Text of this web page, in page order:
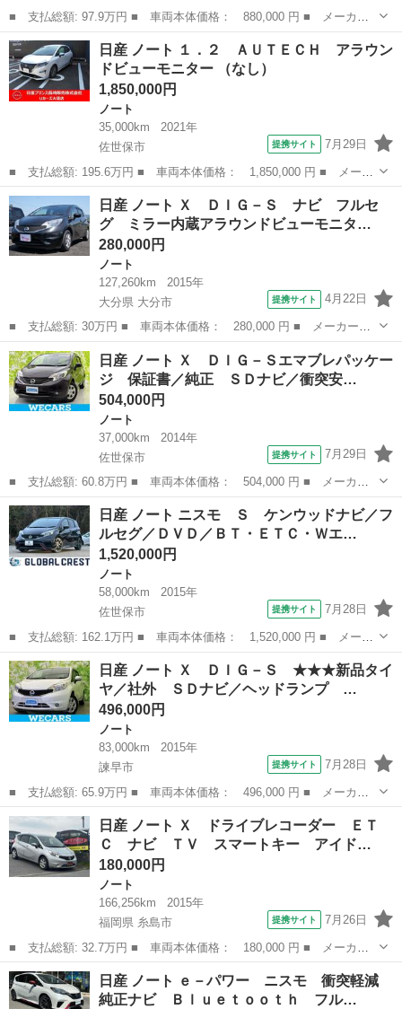
■ 支払総額: 97.9万円 ■ 車両本体価格： 880,000 円 ■ メーカー
名： 日産 ■ 車種名： ノート ■ グレード名： ｅ－パワー
Ｘ ブラックアロー フルセグ メモリーナビ ＤＶＤ再生 バック
カメラ 衝突被...
長崎 諫早市 ノート
日産 ノート １．２ ＡＵＴＥＣＨ アラウン
ドビューモニター （なし）
1,850,000円
ノート
35,000km
2021年
佐世保市
提携サイト 7月29日
■ 支払総額: 195.6万円 ■ 車両本体価格： 1,850,000 円 ■ メーカ
ー名： 日産 ■ 車種名： ノート ■ グレード名： １．２ ＡＵ
ＴＥＣＨ アラウンドビューモニター ■ 排気量： 1200cc ■ ド...
長崎 佐世保市 ノート
日産 ノート Ｘ ＤＩＧ－Ｓ ナビ フルセ
グ ミラー内蔵アラウンドビューモニタ…
280,000円
ノート
127,260km
2015年
大分県 大分市
提携サイト 4月22日
■ 支払総額: 30万円 ■ 車両本体価格： 280,000 円 ■ メーカー
名： 日産 ■ 車種名： ノート ■ グレード名： Ｘ ＤＩＧ－
Ｓ ナビ フルセグ ミラー内蔵アラウンドビューモニター レーン
キープサポート オ...
大分 大分市 ノート
日産 ノート Ｘ ＤＩＧ－Ｓエマブレパッケー
ジ 保証書／純正 ＳＤナビ／衝突安…
504,000円
ノート
37,000km
2014年
佐世保市
提携サイト 7月29日
■ 支払総額: 60.8万円 ■ 車両本体価格： 504,000 円 ■ メーカー
名： 日産 ■ 車種名： ノート ■ グレード名： Ｘ ＤＩＧ－Ｓ
エマブレパッケージ 保証書／純正 ＳＤナビ／衝突安全装置／車線
逸脱防止支援...
長崎 佐世保市 ノート
日産 ノート ニスモ Ｓ ケンウッドナビ／フ
ルセグ／ＤＶＤ／ＢＴ・ＥＴＣ・Ｗエ…
1,520,000円
ノート
58,000km
2015年
佐世保市
提携サイト 7月28日
■ 支払総額: 162.1万円 ■ 車両本体価格： 1,520,000 円 ■ メーカ
ー名： 日産 ■ 車種名： ノート ■ グレード名： ニスモ Ｓ
ケンウッドナビ／フルセグ／ＤＶＤ／ＢＴ・ＥＴＣ・ＷエアＢ・純１
７ＡＷ・...
長崎 佐世保市 ノート
日産 ノート Ｘ ＤＩＧ－Ｓ ★★★新品タイ
ヤ／社外 ＳＤナビ／ヘッドランプ …
496,000円
ノート
83,000km
2015年
諫早市
提携サイト 7月28日
■ 支払総額: 65.9万円 ■ 車両本体価格： 496,000 円 ■ メーカー
名： 日産 ■ 車種名： ノート ■ グレード名： Ｘ ＤＩＧ－
Ｓ ★★★新品タイヤ／社外 ＳＤナビ／ヘッドランプ ＨＩＤ／Ｂ
ｌｕｅｔｏｏｔ...
長崎 諫早市 ノート
日産 ノート Ｘ ドライブレコーダー ＥＴ
Ｃ ナビ ＴＶ スマートキー アイド…
180,000円
ノート
166,256km
2015年
福岡県 糸島市
提携サイト 7月26日
■ 支払総額: 32.7万円 ■ 車両本体価格： 180,000 円 ■ メーカー
名： 日産 ■ 車種名： ノート ■ グレード名： Ｘ ドライブレ
コーダー ＥＴＣ ナビ ＴＶ スマートキー アイドリングストッ
プ 電動格納...
福岡 糸島市 ノート
日産 ノート ｅ－パワー ニスモ 衝突軽減
純正ナビ Ｂｌｕｅｔｏｏｔｈ フル…